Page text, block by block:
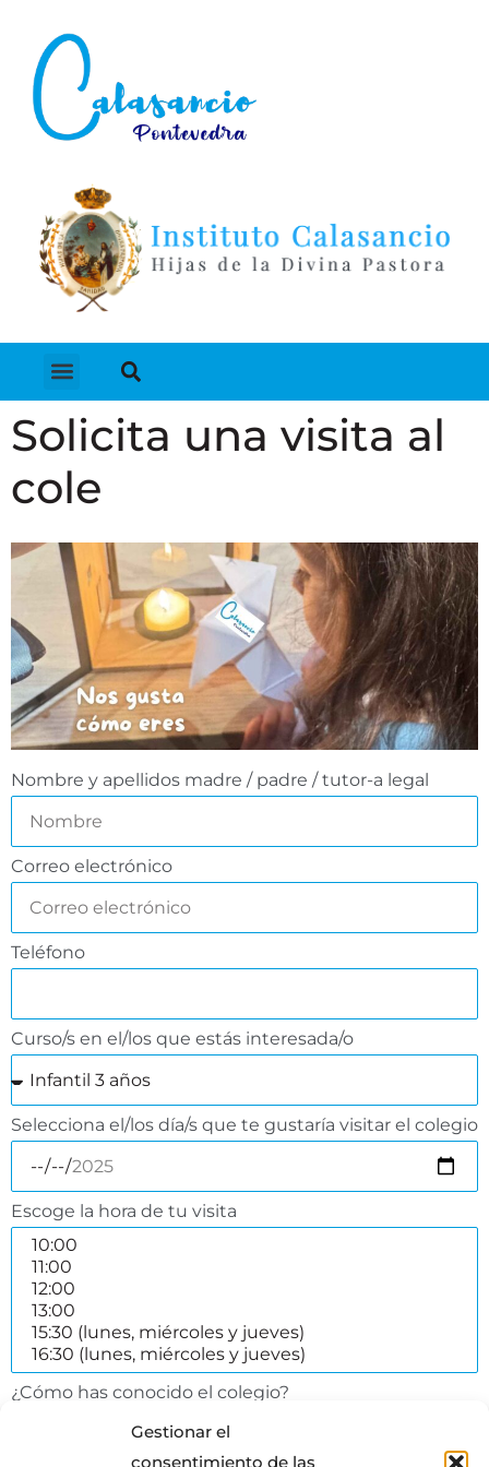
Gestionar el
consentimiento de las
Solicita una visita al
cole
Nombre y apellidos madre / padre / tutor-a legal
Correo electrónico
Teléfono
Curso/s en el/los que estás interesada/o
Selecciona el/los día/s que te gustaría visitar el colegio
Escoge la hora de tu visita
¿Cómo has conocido el colegio?